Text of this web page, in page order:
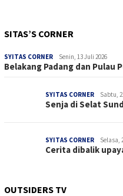
SITAS’S CORNER
SYITAS CORNER Senin, 13 Juli 2026
Belakang Padang dan Pulau
SYITAS CORNER Sabtu,
Senja di Selat
SYITAS CORNER Selasa,
Cerita dibalik
OUTSIDERS TV